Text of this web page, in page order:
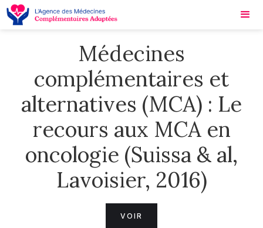
Médecines
complémentaires et
alternatives (MCA) : Le
recours aux MCA en
oncologie (Suissa & al,
Lavoisier, 2016)
VOIR